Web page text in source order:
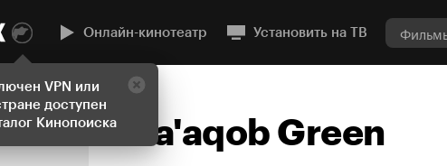
VPN или
доступен
Кинопоиска
Онлайн-кинотеатр Установить на ТВ
Ya'aqob Green